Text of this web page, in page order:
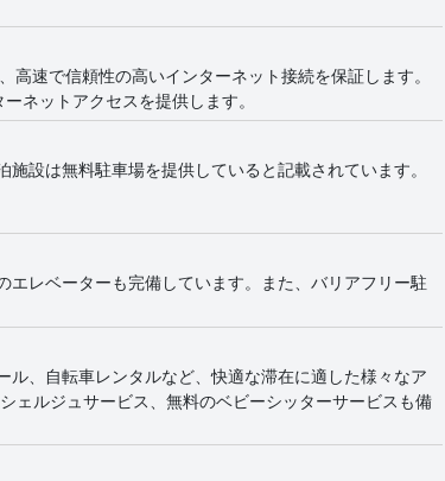
速で信頼性の高いインターネット接続を保証します。
ネットアクセスを提供します。
設は無料駐車場を提供していると記載されています。
レベーターも完備しています。また、バリアフリー駐
、自転車レンタルなど、快適な滞在に適した様々なア
ェルジュサービス、無料のベビーシッターサービスも備